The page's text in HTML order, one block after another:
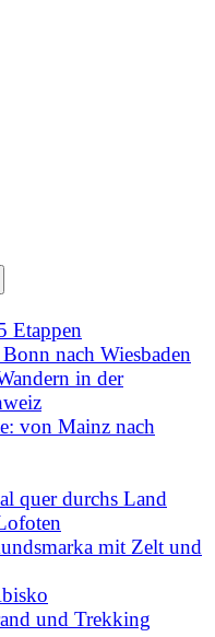
Etappen
nach Wiesbaden
in der
von Mainz nach
quer durchs Land
mit Zelt und
und Trekking